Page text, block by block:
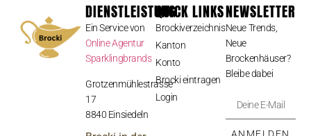
DIENSTLEISTUNG
Ein Service von
Online Agentur
Sparklingbrands
Grotzenmühlestrasse
17
8840 Einsiedeln
QUICK LINKS
Brockiverzeichnis
Kanton
Konto
Brocki eintragen
Login
NEWSLETTER
Neue Trends,
Neue
Brockenhäuser?
Bleibe dabei
ANMELDEN